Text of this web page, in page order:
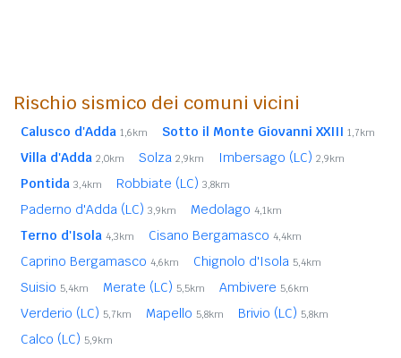
Rischio sismico dei comuni vicini
Calusco d'Adda 1,6km Sotto il Monte Giovanni XXIII 1,7km
Villa d'Adda 2,0km Solza 2,9km Imbersago (LC) 2,9km
Pontida 3,4km Robbiate (LC) 3,8km
Paderno d'Adda (LC) 3,9km Medolago 4,1km
Terno d'Isola 4,3km Cisano Bergamasco 4,4km
Caprino Bergamasco 4,6km Chignolo d'Isola 5,4km
Suisio 5,4km Merate (LC) 5,5km Ambivere 5,6km
Verderio (LC) 5,7km Mapello 5,8km Brivio (LC) 5,8km
Calco (LC) 5,9km